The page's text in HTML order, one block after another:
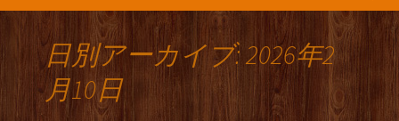
日別アーカイブ: 2026年2
月10日